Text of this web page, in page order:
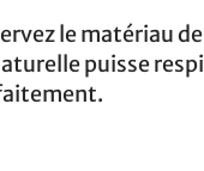
le matériau
puisse